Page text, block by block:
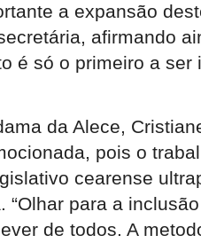
a expansão
afirmando
é só o primeiro a ser
da Alece,
pois o
cearense
“Olhar para a
de todos. A